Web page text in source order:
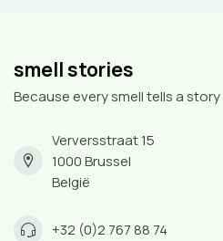
smell stories
Because every smell tells a story
Verversstraat 15
1000 Brussel
België
+32 (0)2 767 88 74